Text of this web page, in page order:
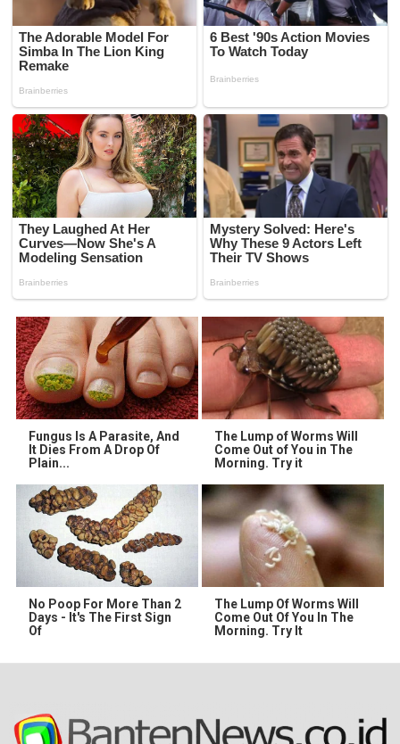
Fungus Is A Parasite, And
It Dies From A Drop Of
Plain...
The Lump of Worms Will
Come Out of You in The
Morning. Try it
No Poop For More Than 2
Days - It's The First Sign
Of
The Lump Of Worms Will
Come Out Of You In The
Morning. Try It